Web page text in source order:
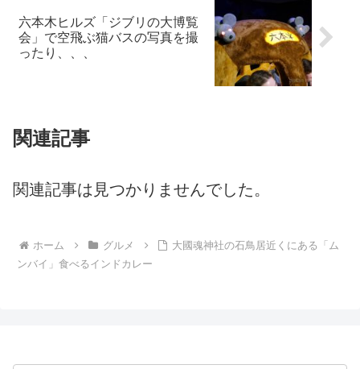
六本木ヒルズ「ジブリの大博覧
会」で空飛ぶ猫バスの写真を撮
ったり、、、
関連記事
関連記事は見つかりませんでした。
ホーム グルメ
大國魂神社の石鳥居近くにある「ム
ンバイ」食べるインドカレー